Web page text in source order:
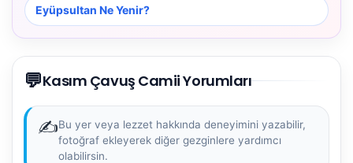
Eyüpsultan Ne Yenir?
💬Kasım Çavuş Camii Yorumları
✍️Bu yer veya lezzet hakkında deneyimini yazabilir,
fotoğraf ekleyerek diğer gezginlere yardımcı
olabilirsin.